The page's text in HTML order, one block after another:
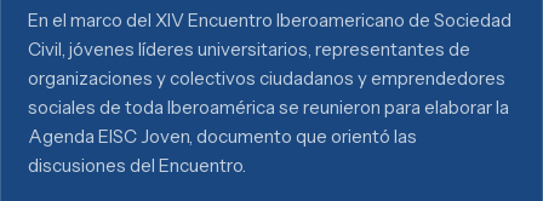
En el marco del XIV Encuentro Iberoamericano de Sociedad
Civil, jóvenes líderes universitarios, representantes de
organizaciones y colectivos ciudadanos y emprendedores
sociales de toda Iberoamérica se reunieron para elaborar la
Agenda EISC Joven, documento que orientó las
discusiones del Encuentro.